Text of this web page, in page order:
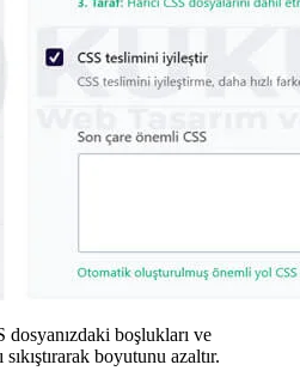
dosyanızdaki boşlukları ve
sıkıştırarak boyutunu azaltır.